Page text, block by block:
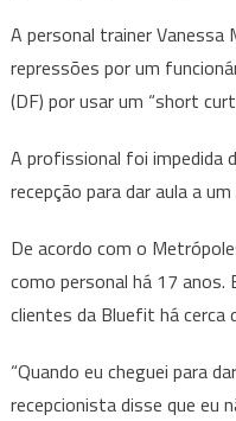
A personal trainer Vanessa
repressões por um
(DF) por usar um “short
A profissional foi impedida
recepção para dar aula a
De acordo com o
como personal há 17
clientes da Bluefit há cerca
“Quando eu cheguei para
recepcionista disse que eu